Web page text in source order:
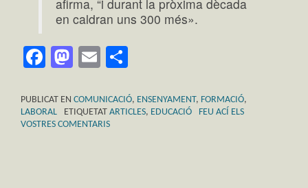
afirma, “i durant la pròxima dècada
en caldran uns 300 més».
Facebook
Mastodon
Email
PUBLICAT EN COMUNICACIÓ, ENSENYAMENT, FORMACIÓ,
LABORAL
ETIQUETAT ARTICLES, EDUCACIÓ
FEU ACÍ ELS
VOSTRES COMENTARIS